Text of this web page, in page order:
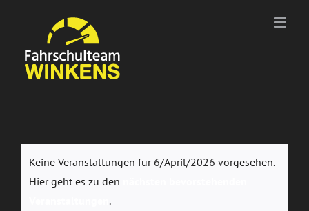
springen
Veranstaltungen
für
Hinweis
Keine Veranstaltungen für 6/April/2026 vorgesehen.
Hier geht es zu den
.